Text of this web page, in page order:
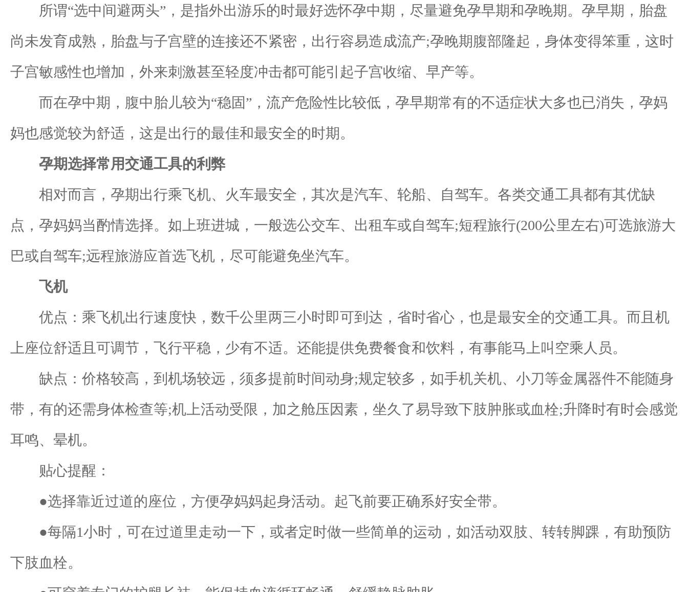
所谓“选中间避两头”，是指外出游乐的时最好选怀孕中期，尽量避免孕早期和孕晚期。孕早期，胎盘
尚未发育成熟，胎盘与子宫壁的连接还不紧密，出行容易造成流产;孕晚期腹部隆起，身体变得笨重，这时
子宫敏感性也增加，外来刺激甚至轻度冲击都可能引起子宫收缩、早产等。
而在孕中期，腹中胎儿较为“稳固”，流产危险性比较低，孕早期常有的不适症状大多也已消失，孕妈
妈也感觉较为舒适，这是出行的最佳和最安全的时期。
孕期选择常用交通工具的利弊
相对而言，孕期出行乘飞机、火车最安全，其次是汽车、轮船、自驾车。各类交通工具都有其优缺
点，孕妈妈当酌情选择。如上班进城，一般选公交车、出租车或自驾车;短程旅行(200公里左右)可选旅游大
巴或自驾车;远程旅游应首选飞机，尽可能避免坐汽车。
飞机
优点：乘飞机出行速度快，数千公里两三小时即可到达，省时省心，也是最安全的交通工具。而且机
上座位舒适且可调节，飞行平稳，少有不适。还能提供免费餐食和饮料，有事能马上叫空乘人员。
缺点：价格较高，到机场较远，须多提前时间动身;规定较多，如手机关机、小刀等金属器件不能随身
带，有的还需身体检查等;机上活动受限，加之舱压因素，坐久了易导致下肢肿胀或血栓;升降时有时会感觉
耳鸣、晕机。
贴心提醒：
●选择靠近过道的座位，方便孕妈妈起身活动。起飞前要正确系好安全带。
●每隔1小时，可在过道里走动一下，或者定时做一些简单的运动，如活动双肢、转转脚踝，有助预防
下肢血栓。